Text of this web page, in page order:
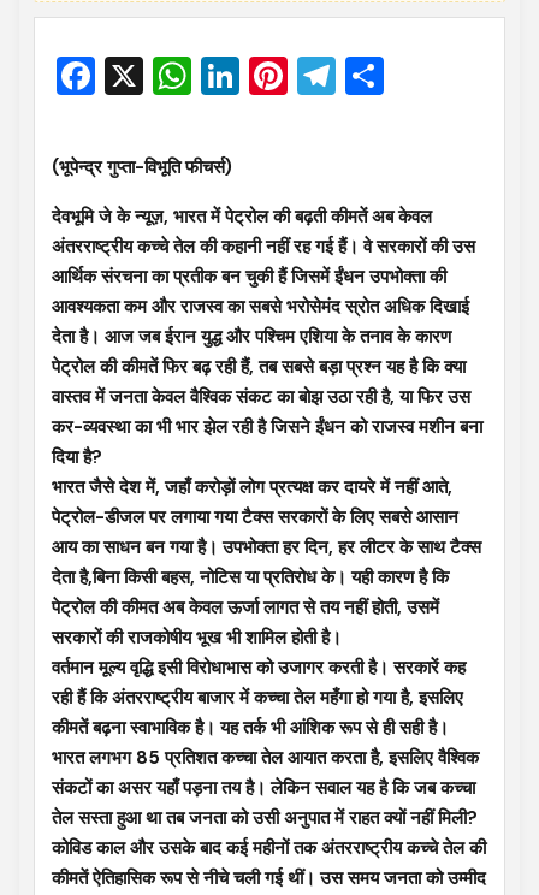
Facebook
X WhatsApp
LinkedIn
Pinterest
Telegram
(भूपेन्द्र गुप्ता-विभूति फीचर्स)
देवभूमि जे के न्यूज़, भारत में पेट्रोल की बढ़ती कीमतें अब केवल
अंतरराष्ट्रीय कच्चे तेल की कहानी नहीं रह गई हैं। वे सरकारों की उस
आर्थिक संरचना का प्रतीक बन चुकी हैं जिसमें ईंधन उपभोक्ता की
आवश्यकता कम और राजस्व का सबसे भरोसेमंद स्रोत अधिक दिखाई
देता है। आज जब ईरान युद्ध और पश्चिम एशिया के तनाव के कारण
पेट्रोल की कीमतें फिर बढ़ रही हैं, तब सबसे बड़ा प्रश्न यह है कि क्या
वास्तव में जनता केवल वैश्विक संकट का बोझ उठा रही है, या फिर उस
कर-व्यवस्था का भी भार झेल रही है जिसने ईंधन को राजस्व मशीन बना
दिया है?
भारत जैसे देश में, जहाँ करोड़ों लोग प्रत्यक्ष कर दायरे में नहीं आते,
पेट्रोल-डीजल पर लगाया गया टैक्स सरकारों के लिए सबसे आसान
आय का साधन बन गया है। उपभोक्ता हर दिन, हर लीटर के साथ टैक्स
देता है,बिना किसी बहस, नोटिस या प्रतिरोध के। यही कारण है कि
पेट्रोल की कीमत अब केवल ऊर्जा लागत से तय नहीं होती, उसमें
सरकारों की राजकोषीय भूख भी शामिल होती है।
वर्तमान मूल्य वृद्धि इसी विरोधाभास को उजागर करती है। सरकारें कह
रही हैं कि अंतरराष्ट्रीय बाजार में कच्चा तेल महँगा हो गया है, इसलिए
कीमतें बढ़ना स्वाभाविक है। यह तर्क भी आंशिक रूप से ही सही है।
भारत लगभग 85 प्रतिशत कच्चा तेल आयात करता है, इसलिए वैश्विक
संकटों का असर यहाँ पड़ना तय है। लेकिन सवाल यह है कि जब कच्चा
तेल सस्ता हुआ था तब जनता को उसी अनुपात में राहत क्यों नहीं मिली?
कोविड काल और उसके बाद कई महीनों तक अंतरराष्ट्रीय कच्चे तेल की
कीमतें ऐतिहासिक रूप से नीचे चली गई थीं। उस समय जनता को उम्मीद